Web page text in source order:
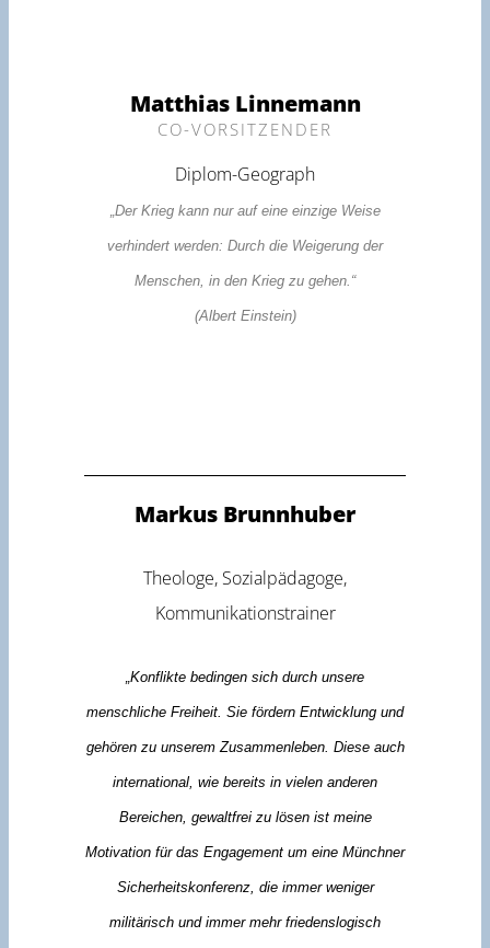
Matthias Linnemann
CO-VORSITZENDER
Diplom-Geograph
„Der Krieg kann nur auf eine einzige Weise
verhindert werden: Durch die Weigerung der
Menschen, in den Krieg zu gehen.“
(Albert Einstein)
Markus Brunnhuber
Theologe, Sozialpädagoge,
Kommunikationstrainer
„Konflikte bedingen sich durch unsere
menschliche Freiheit. Sie fördern Entwicklung und
gehören zu unserem Zusammenleben. Diese auch
international, wie bereits in vielen anderen
Bereichen, gewaltfrei zu lösen ist meine
Motivation für das Engagement um eine Münchner
Sicherheitskonferenz, die immer weniger
militärisch und immer mehr friedenslogisch